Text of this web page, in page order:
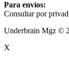
Para envíos:
Consultar por
Underbrain Mgz ©
X